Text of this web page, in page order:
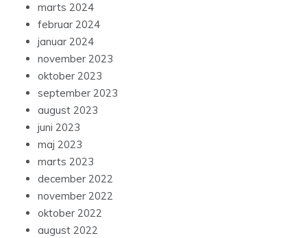
marts 2024
februar 2024
januar 2024
november 2023
oktober 2023
september 2023
august 2023
juni 2023
maj 2023
marts 2023
december 2022
november 2022
oktober 2022
august 2022